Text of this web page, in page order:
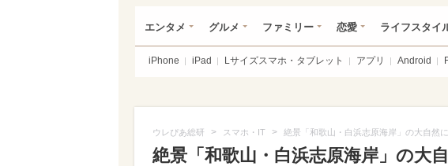
エンタメ グルメ ファミリー 恋愛 ライフスタイ
iPhone iPad Lサイズスマホ・タブレット アプリ Android
ウレぴあ総研 > スマホ・IT > 絶景「和歌山・白浜志原海岸」の大自然
絶景「和歌山・白浜志原海岸」の大